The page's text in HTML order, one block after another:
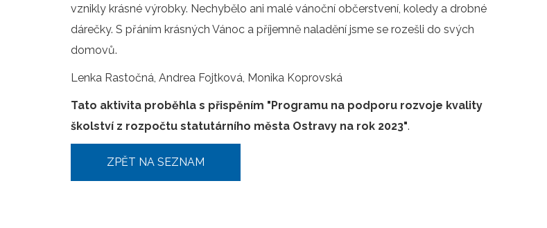
vznikly krásné výrobky. Nechybělo ani malé vánoční občerstvení, koledy a drobné
dárečky. S přáním krásných Vánoc a příjemně naladění jsme se rozešli do svých
domovů.
Lenka Rastočná, Andrea Fojtková, Monika Koprovská
Tato aktivita proběhla s přispěním "Programu na podporu rozvoje kvality
školství z rozpočtu statutárního města Ostravy na rok 2023".
ZPĚT NA SEZNAM